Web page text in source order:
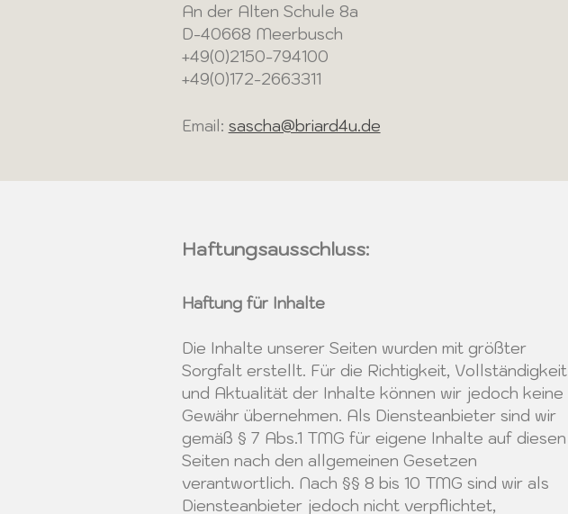
An der Alten Schule 8a
D-40668 Meerbusch
+49(0)2150-794100
+49(0)172-2663311
Email: sascha@briard4u.de
Haftungsausschluss:
Haftung für Inhalte
Die Inhalte unserer Seiten wurden mit größter
Sorgfalt erstellt. Für die Richtigkeit, Vollständigkeit
und Aktualität der Inhalte können wir jedoch keine
Gewähr übernehmen. Als Diensteanbieter sind wir
gemäß § 7 Abs.1 TMG für eigene Inhalte auf diesen
Seiten nach den allgemeinen Gesetzen
verantwortlich. Nach §§ 8 bis 10 TMG sind wir als
Diensteanbieter jedoch nicht verpflichtet,